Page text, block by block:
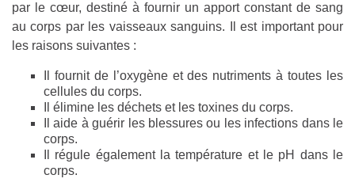
par le cœur, destiné à fournir un apport constant de sang
au corps par les vaisseaux sanguins. Il est important pour
les raisons suivantes :
Il fournit de l’oxygène et des nutriments à toutes les
cellules du corps.
Il élimine les déchets et les toxines du corps.
Il aide à guérir les blessures ou les infections dans le
corps.
Il régule également la température et le pH dans le
corps.